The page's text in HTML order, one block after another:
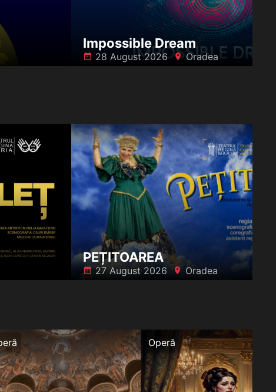
Impossible Dream
󰸗 28 August 2026 󰍎 Oradea
PEȚITOAREA
󰸗 27 August 2026 󰍎 Oradea
Operă